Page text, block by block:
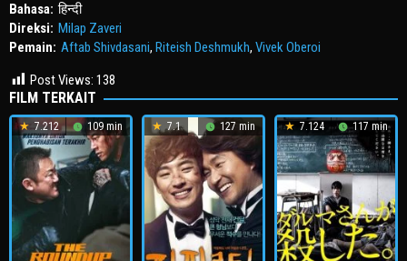
Bahasa: हिन्दी
Direksi: Milap Zaveri
Pemain: Aftab Shivdasani, Riteish Deshmukh, Vivek Oberoi
Post Views: 138
FILM TERKAIT
7.212 109 min 7.1 127 min 7.124 117 min